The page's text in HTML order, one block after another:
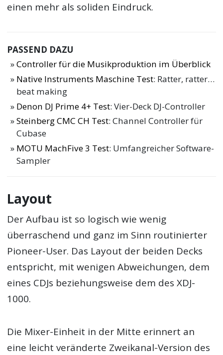
einen mehr als soliden Eindruck.
PASSEND DAZU
Controller für die Musikproduktion im Überblick
Native Instruments Maschine Test: Ratter, ratter…
beat making
Denon DJ Prime 4+ Test: Vier-Deck DJ-Controller
Steinberg CMC CH Test: Channel Controller für
Cubase
MOTU MachFive 3 Test: Umfangreicher Software-
Sampler
Layout
Der Aufbau ist so logisch wie wenig
überraschend und ganz im Sinn routinierter
Pioneer-User. Das Layout der beiden Decks
entspricht, mit wenigen Abweichungen, dem
eines CDJs beziehungsweise dem des XDJ-
1000.
Die Mixer-Einheit in der Mitte erinnert an
eine leicht veränderte Zweikanal-Version des